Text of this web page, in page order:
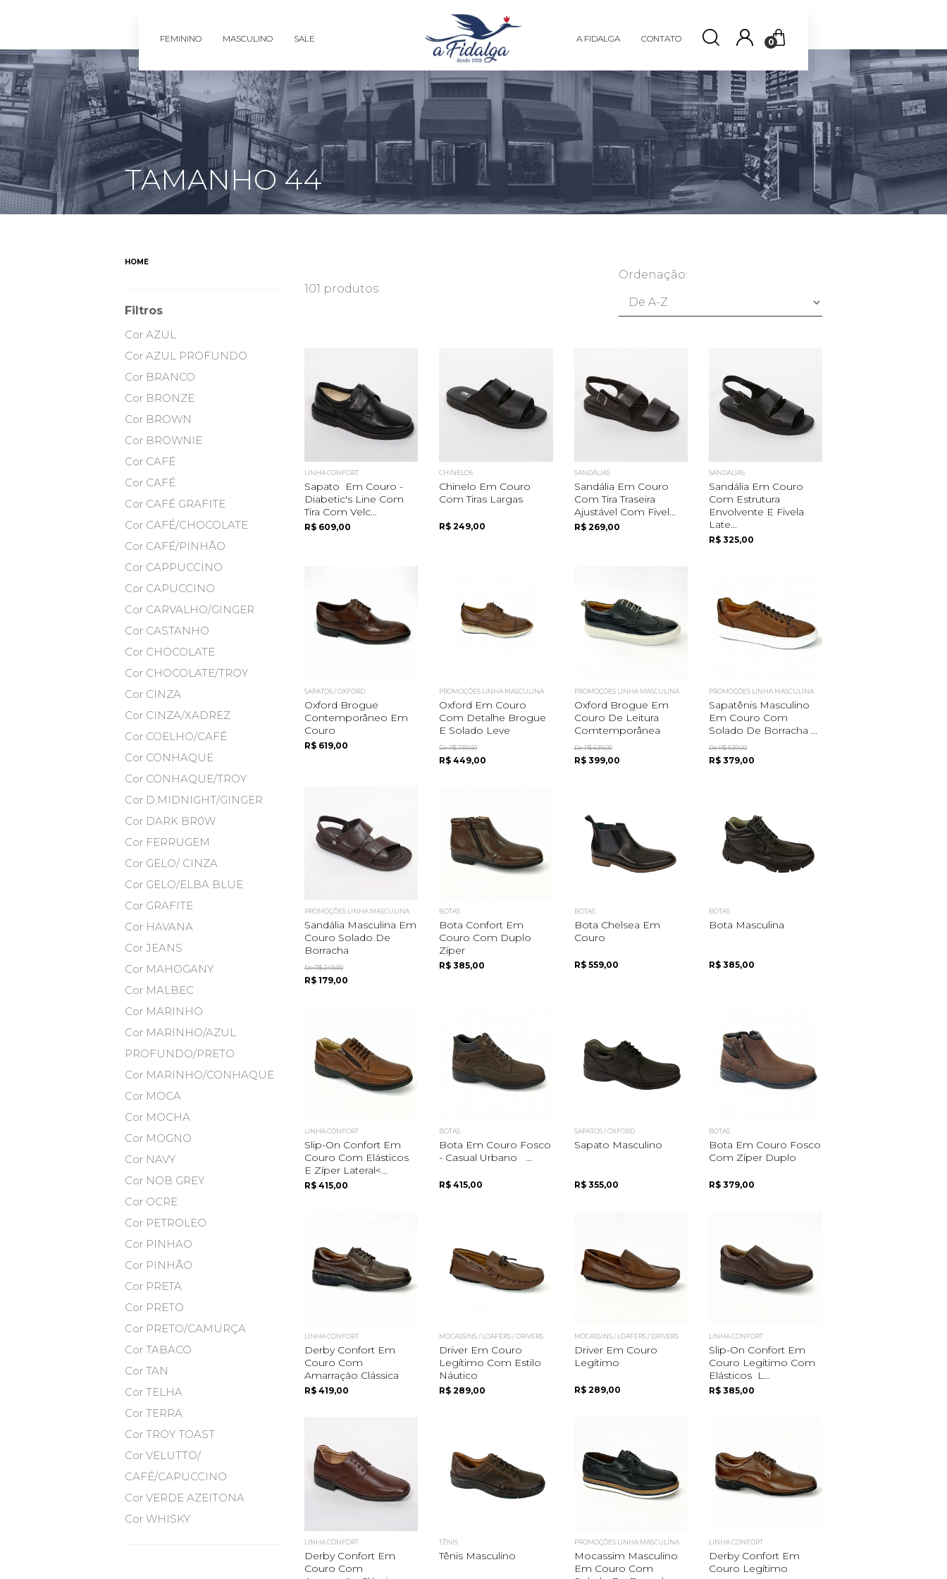
0
FEMININO MASCULINO SALE A FIDALGA CONTATO
Quero me cadastrar
TAMANHO 44
HOME
101 produtos
Ordenação:
LINHA CONFORT
Sapato Em Couro -
Diabetic's Line Com
Tira Com Velc...
R$ 609,00
CHINELOS
Chinelo Em Couro
Com Tiras Largas
R$ 249,00
SANDÁLIAS
Sandália Em Couro
Com Tira Traseira
Ajustável Com Fivel...
R$ 269,00
SANDÁLIAS
Sandália Em Couro
Com Estrutura
Envolvente E Fivela
Late...
R$ 325,00
SAPATOS / OXFORD
Oxford Brogue
Contemporâneo Em
Couro
R$ 619,00
PROMOÇÕES LINHA MASCULINA
Oxford Em Couro
Com Detalhe Brogue
E Solado Leve
De R$ 739,00
R$ 449,00
PROMOÇÕES LINHA MASCULINA
Oxford Brogue Em
Couro De Leitura
Comtemporânea
De R$ 639,00
R$ 399,00
PROMOÇÕES LINHA MASCULINA
Sapatênis Masculino
Em Couro Com
Solado De Borracha ...
De R$ 539,00
R$ 379,00
PROMOÇÕES LINHA MASCULINA
Sandália Masculina Em
Couro Solado De
Borracha
De R$ 249,00
R$ 179,00
BOTAS
Bota Confort Em
Couro Com Duplo
Zíper
R$ 385,00
BOTAS
Bota Chelsea Em
Couro
R$ 559,00
BOTAS
Bota Masculina
R$ 385,00
LINHA CONFORT
Slip-On Confort Em
Couro Com Elásticos
E Zíper Lateral<...
R$ 415,00
BOTAS
Bota Em Couro Fosco
- Casual Urbano ...
R$ 415,00
SAPATOS / OXFORD
Sapato Masculino
R$ 355,00
BOTAS
Bota Em Couro Fosco
Com Zíper Duplo
R$ 379,00
LINHA CONFORT
Derby Confort Em
Couro Com
Amarração Clássica
R$ 419,00
MOCASSINS / LOAFERS / DRIVERS
Driver Em Couro
Legítimo Com Estilo
Náutico
R$ 289,00
MOCASSINS / LOAFERS / DRIVERS
Driver Em Couro
Legítimo
R$ 289,00
LINHA CONFORT
Slip-On Confort Em
Couro Legítimo Com
Elásticos L...
R$ 385,00
LINHA CONFORT
Derby Confort Em
Couro Com
TÊNIS
Tênis Masculino
PROMOÇÕES LINHA MASCULINA
Mocassim Masculino
Em Couro Com
LINHA CONFORT
Derby Confort Em
Couro Legítimo
Filtros
Cor AZUL
Cor AZUL PROFUNDO
Cor BRANCO
Cor BRONZE
Cor BROWN
Cor BROWNIE
Cor CAFÉ
Cor CAFÉ
Cor CAFÉ GRAFITE
Cor CAFÉ/CHOCOLATE
Cor CAFÉ/PINHÃO
Cor CAPPUCCINO
Cor CAPUCCINO
Cor CARVALHO/GINGER
Cor CASTANHO
Cor CHOCOLATE
Cor CHOCOLATE/TROY
Cor CINZA
Cor CINZA/XADREZ
Cor COELHO/CAFÉ
Cor CONHAQUE
Cor CONHAQUE/TROY
Cor D.MIDNIGHT/GINGER
Cor DARK BR0W
Cor FERRUGEM
Cor GELO/ CINZA
Cor GELO/ELBA BLUE
Cor GRAFITE
Cor HAVANA
Cor JEANS
Cor MAHOGANY
Cor MALBEC
Cor MARINHO
Cor MARINHO/AZUL
PROFUNDO/PRETO
Cor MARINHO/CONHAQUE
Cor MOCA
Cor MOCHA
Cor MOGNO
Cor NAVY
Cor NOB GREY
Cor OCRE
Cor PETROLEO
Cor PINHAO
Cor PINHÃO
Cor PRETA
Cor PRETO
Cor PRETO/CAMURÇA
Cor TABACO
Cor TAN
Cor TELHA
Cor TERRA
Cor TROY TOAST
Cor VELUTTO/
CAFÉ/CAPUCCINO
Cor VERDE AZEITONA
Cor WHISKY